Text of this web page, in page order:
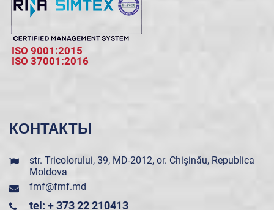
ISO 9001:2015
ISO 37001:2016
КОНТАКТЫ
str. Tricolorului, 39, MD-2012, or. Chișinău, Republica
Moldova
fmf@fmf.md
tel: + 373 22 210413